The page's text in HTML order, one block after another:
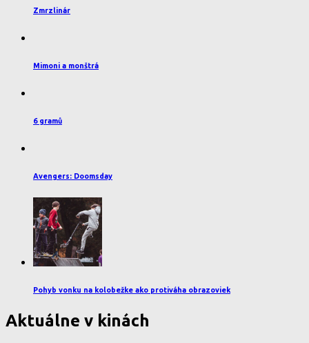
Zmrzlinár
Mimoni a monštrá
6 gramů
Avengers: Doomsday
Pohyb vonku na kolobežke ako protiváha obrazoviek
Aktuálne v kinách